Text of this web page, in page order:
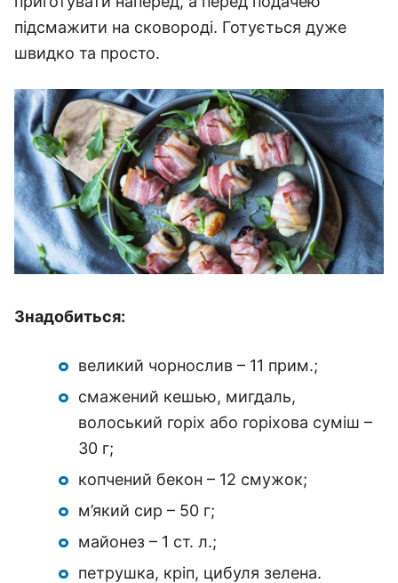
підсмажити на сковороді. Готується дуже
швидко та просто.
Знадобиться:
великий чорнослив – 11 прим.;
смажений кешью, мигдаль,
волоський горіх або горіхова суміш –
30 г;
копчений бекон – 12 смужок;
м’який сир – 50 г;
майонез – 1 ст. л.;
петрушка, кріп, цибуля зелена.